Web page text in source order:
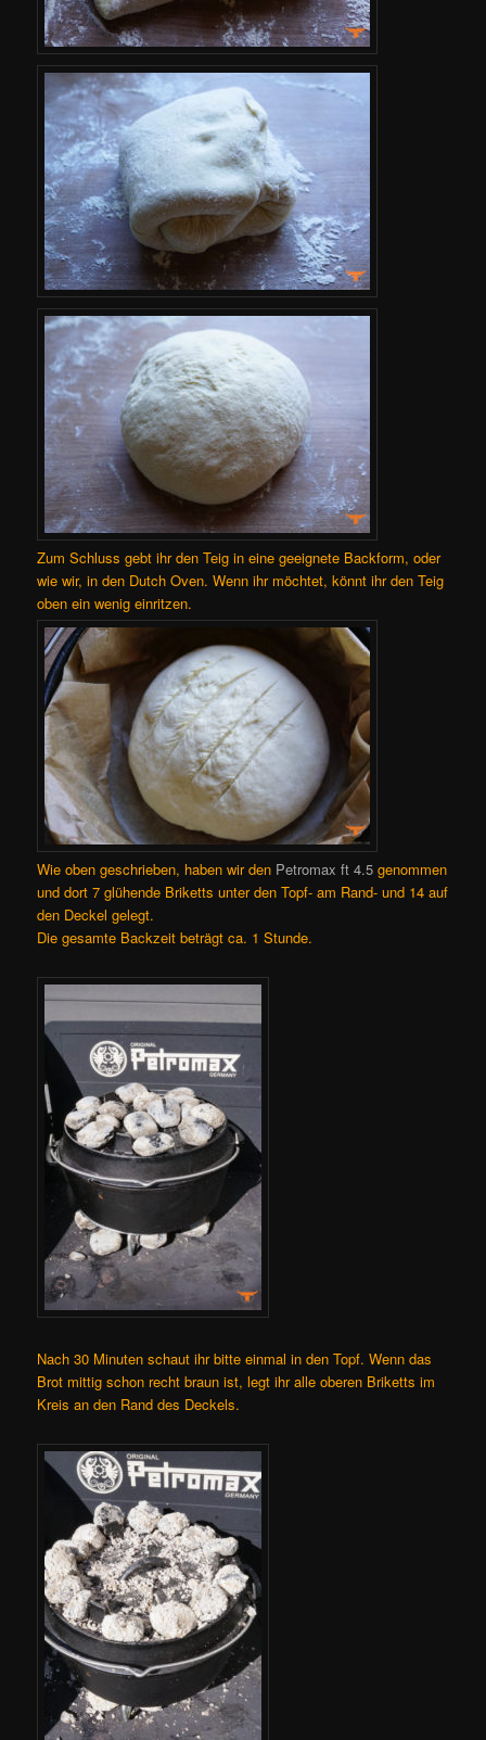
Zum Schluss gebt ihr den Teig in eine geeignete Backform, oder
wie wir, in den Dutch Oven. Wenn ihr möchtet, könnt ihr den Teig
oben ein wenig einritzen.
Wie oben geschrieben, haben wir den Petromax ft 4.5genommen
und dort 7 glühende Briketts unter den Topf- am Rand- und 14 auf
den Deckel gelegt.
Die gesamte Backzeit beträgt ca. 1 Stunde.
Nach 30 Minuten schaut ihr bitte einmal in den Topf. Wenn das
Brot mittig schon recht braun ist, legt ihr alle oberen Briketts im
Kreis an den Rand des Deckels.